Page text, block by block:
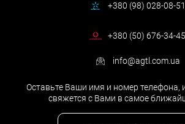
+380 (98) 028-08-51
+380 (50) 676-34-45
info@agtl.com.ua
Оставьте Ваши имя и номер телефона,
свяжется с Вами в самое